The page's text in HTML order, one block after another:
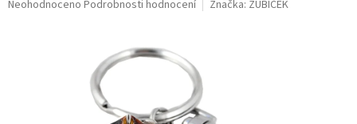
Průměrné
Neohodnoceno Podrobnosti hodnocení Značka: ZUBÍČEK